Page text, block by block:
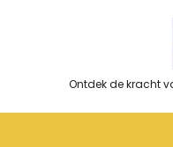
Ontdek de kracht